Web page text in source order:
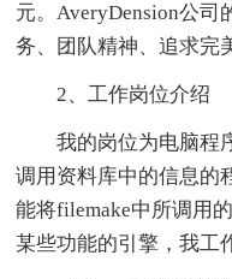
元。AveryDension公司
务、团队精神、追求完
2、工作岗位介绍
我的岗位为电脑程
调用资料库中的信息的
能将filemake中所调用
某些功能的引擎，我工